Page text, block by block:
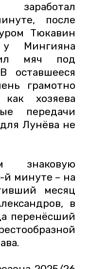
после
Тюкавин
Мингияна
мяч под
оставшееся
грамотно
как хозяева
передачи
Лунёва не
знаковую
минуте – на
месяц
в
перенёсший